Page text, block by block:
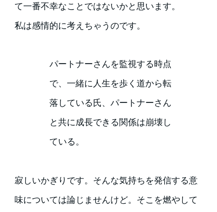
て一番不幸なことではないかと思います。
私は感情的に考えちゃうのです。
パートナーさんを監視する時点
で、一緒に人生を歩く道から転
落している氏、パートナーさん
と共に成長できる関係は崩壊し
ている。
寂しいかぎりです。そんな気持ちを発信する意
味については論じませんけど。そこを燃やして